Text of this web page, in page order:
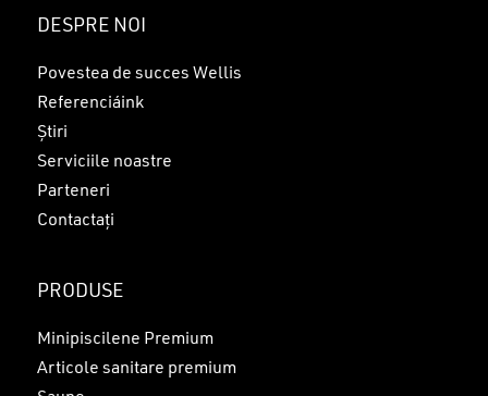
GO TO SHOP
DESPRE NOI
Povestea de succes Wellis
Referenciáink
Știri
Serviciile noastre
Parteneri
Contactați
PRODUSE
Minipiscilene Premium
Articole sanitare premium